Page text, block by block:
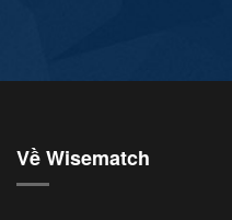
Về Wisematch